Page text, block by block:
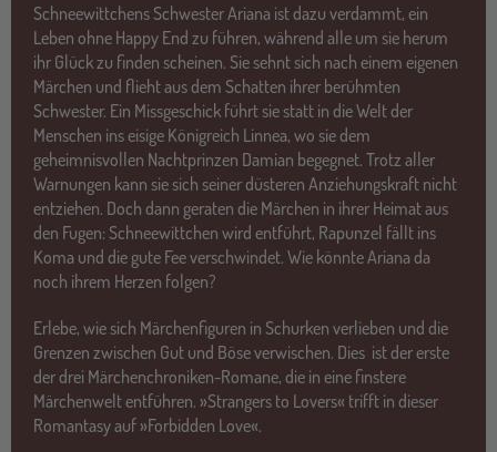
Schneewittchens Schwester Ariana ist dazu verdammt, ein
Leben ohne Happy End zu führen, während alle um sie herum
ihr Glück zu finden scheinen. Sie sehnt sich nach einem eigenen
Märchen und flieht aus dem Schatten ihrer berühmten
Schwester. Ein Missgeschick führt sie statt in die Welt der
Menschen ins eisige Königreich Linnea, wo sie dem
geheimnisvollen Nachtprinzen Damian begegnet. Trotz aller
Warnungen kann sie sich seiner düsteren Anziehungskraft nicht
entziehen. Doch dann geraten die Märchen in ihrer Heimat aus
den Fugen: Schneewittchen wird entführt, Rapunzel fällt ins
Koma und die gute Fee verschwindet. Wie könnte Ariana da
noch ihrem Herzen folgen?
Erlebe, wie sich Märchenfiguren in Schurken verlieben und die
Grenzen zwischen Gut und Böse verwischen. Dies ist der erste
der drei Märchenchroniken-Romane, die in eine finstere
Märchenwelt entführen. »Strangers to Lovers« trifft in dieser
Romantasy auf »Forbidden Love«.